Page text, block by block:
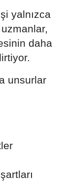
yalnızca
daha
unsurlar